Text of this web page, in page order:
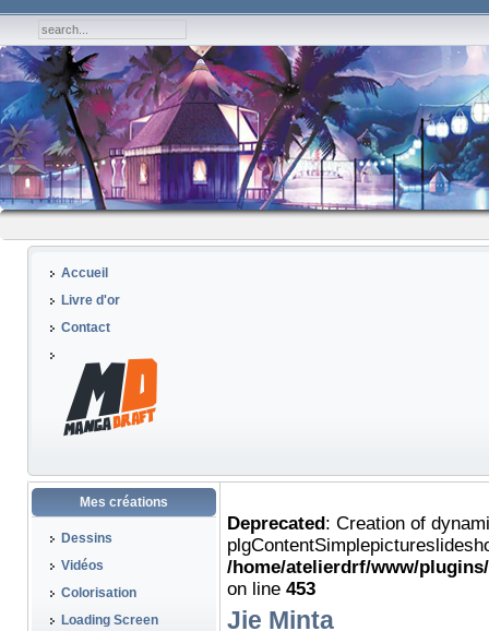
Accueil
Livre d'or
Contact
Mes créations
Dessins
Vidéos
Colorisation
Loading Screen
Deprecated: Creation of
/home/atelierdrf/www/
on line 453
Jie Minta